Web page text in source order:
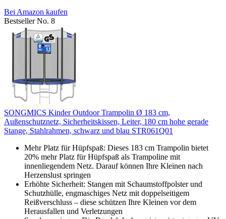
Bei Amazon kaufen
Bestseller No. 8
SONGMICS Kinder Outdoor Trampolin Ø 183 cm,
Außenschutznetz, Sicherheitskissen, Leiter, 180 cm hohe gerade
Stange, Stahlrahmen, schwarz und blau STR061Q01
Mehr Platz für Hüpfspaß: Dieses 183 cm Trampolin bietet
20% mehr Platz für Hüpfspaß als Trampoline mit
innenliegendem Netz. Darauf können Ihre Kleinen nach
Herzenslust springen
Erhöhte Sicherheit: Stangen mit Schaumstoffpolster und
Schutzhülle, engmaschiges Netz mit doppelseitigem
Reißverschluss – diese schützen Ihre Kleinen vor dem
Herausfallen und Verletzungen